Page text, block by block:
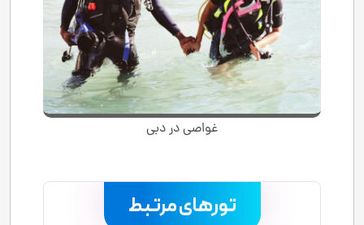
غواصی در دبی
تورهای مرتبط